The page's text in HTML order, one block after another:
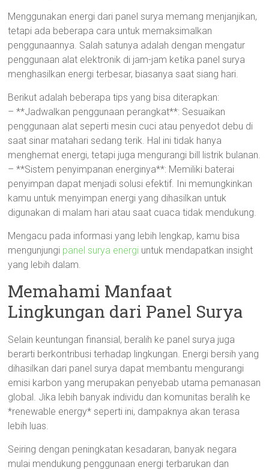
Menggunakan energi dari panel surya memang menjanjikan,
tetapi ada beberapa cara untuk memaksimalkan
penggunaannya. Salah satunya adalah dengan mengatur
penggunaan alat elektronik di jam-jam ketika panel surya
menghasilkan energi terbesar, biasanya saat siang hari.
Berikut adalah beberapa tips yang bisa diterapkan:
– **Jadwalkan penggunaan perangkat**: Sesuaikan
penggunaan alat seperti mesin cuci atau penyedot debu di
saat sinar matahari sedang terik. Hal ini tidak hanya
menghemat energi, tetapi juga mengurangi bill listrik bulanan.
– **Sistem penyimpanan energinya**: Memiliki baterai
penyimpan dapat menjadi solusi efektif. Ini memungkinkan
kamu untuk menyimpan energi yang dihasilkan untuk
digunakan di malam hari atau saat cuaca tidak mendukung.
Mengacu pada informasi yang lebih lengkap, kamu bisa
mengunjungi panel surya energi untuk mendapatkan insight
yang lebih dalam.
Memahami Manfaat
Lingkungan dari Panel Surya
Selain keuntungan finansial, beralih ke panel surya juga
berarti berkontribusi terhadap lingkungan. Energi bersih yang
dihasilkan dari panel surya dapat membantu mengurangi
emisi karbon yang merupakan penyebab utama pemanasan
global. Jika lebih banyak individu dan komunitas beralih ke
*renewable energy* seperti ini, dampaknya akan terasa
lebih luas.
Seiring dengan peningkatan kesadaran, banyak negara
mulai mendukung penggunaan energi terbarukan dan